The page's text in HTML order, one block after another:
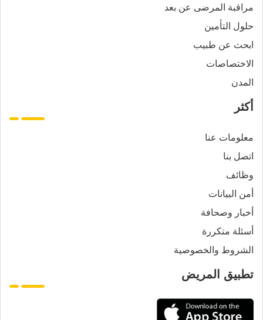
مراقبة المرضى عن بعد
حلول التأمين
ابحث عن طبيب
الاختصاصات
المدن
أكثر
معلومات عنا
اتصل بنا
وظائف
أمن البيانات
أخبار وصحافة
أسئلة متكررة
الشروط والخصوصية
تطبيق المريض